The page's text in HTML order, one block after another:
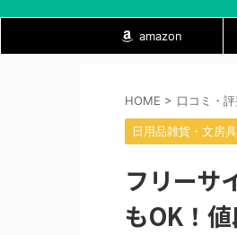
amazon
HOME > 口コミ・評
日用品雑貨・文房
フリーサ
もOK！